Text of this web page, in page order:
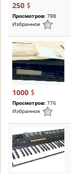
250 $
Просмотров: 788
Избранное
1000 $
Просмотров: 776
Избранное